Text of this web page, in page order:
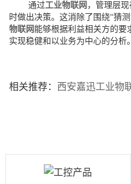
通过工业物联网 ，管理层
时做出决策。这消除了围绕“猜
物联网 能够根据利益相关方的要
实现稳健和以业务为中心的分析。
相关推荐： 西安嘉迅工业物